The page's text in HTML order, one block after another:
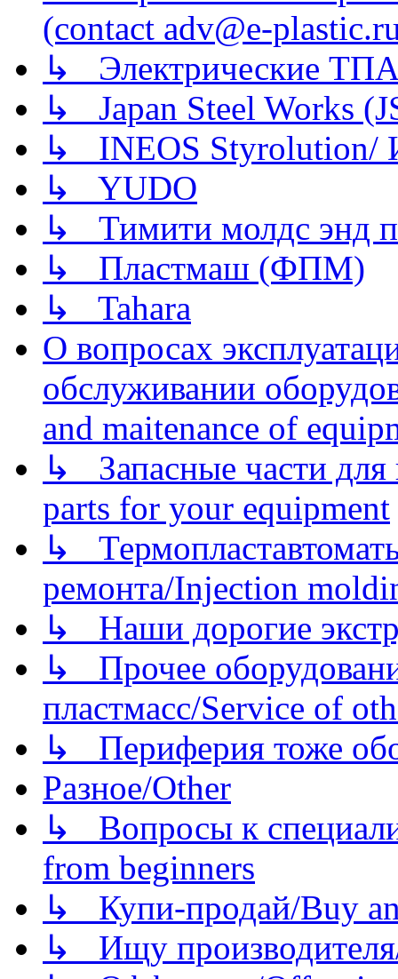
(contact adv@e-
↳ Электрические
↳ Japan Steel Works
↳ INEOS
↳ YUDO
↳ Тимити молдс энд
↳ Пластмаш (ФПМ)
↳ Tahara
О вопросах
обслуживании
and maitenance of
↳ Запасные части для
parts for your equipment
↳
ремонта/Injection
↳ Наши дорогие
↳ Прочее
пластмасс/Service of
↳ Периферия тоже
Разное/Other
↳ Вопросы к
from beginners
↳ Купи-продай/Buy
↳ Ищу